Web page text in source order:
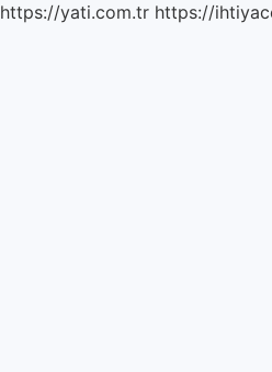
https://yati.com.tr https://